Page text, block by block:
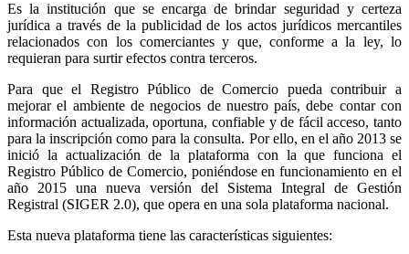
Es la institución que se encarga de brindar seguridad y certeza
jurídica a través de la publicidad de los actos jurídicos mercantiles
relacionados con los comerciantes y que, conforme a la ley, lo
requieran para surtir efectos contra terceros.
Para que el Registro Público de Comercio pueda contribuir a
mejorar el ambiente de negocios de nuestro país, debe contar con
información actualizada, oportuna, confiable y de fácil acceso, tanto
para la inscripción como para la consulta. Por ello, en el año 2013 se
inició la actualización de la plataforma con la que funciona el
Registro Público de Comercio, poniéndose en funcionamiento en el
año 2015 una nueva versión del Sistema Integral de Gestión
Registral (SIGER 2.0), que opera en una sola plataforma nacional.
Esta nueva plataforma tiene las características siguientes: